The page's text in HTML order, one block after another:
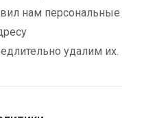
нам персональные
удалим их.